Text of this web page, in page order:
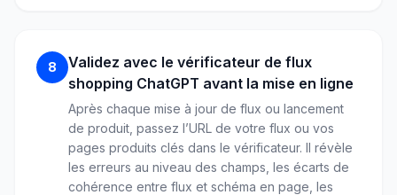
8
Validez avec le vérificateur de flux
shopping ChatGPT avant la mise en ligne
Après chaque mise à jour de flux ou lancement
de produit, passez l’URL de votre flux ou vos
pages produits clés dans le vérificateur. Il révèle
les erreurs au niveau des champs, les écarts de
cohérence entre flux et schéma en page, les